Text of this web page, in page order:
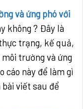
và ứng phó với
không ? Đây là
trạng, kế quả,
trường và ứng
cáo này để làm gì
bài viết sau để